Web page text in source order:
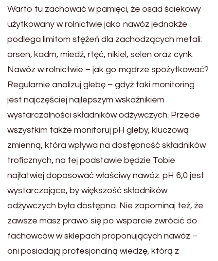
Warto tu zachować w pamięci, że osad ściekowy
użytkowany w rolnictwie jako nawóz jednakże
podlega limitom stężeń dla zachodzących metali:
arsen, kadm, miedź, rtęć, nikiel, selen oraz cynk.
Nawóz w rolnictwie – jak go mądrze spożytkować?
Regularnie analizuj glebę – gdyż taki monitoring
jest najczęściej najlepszym wskaźnikiem
wystarczalności składników odżywczych. Przede
wszystkim także monitoruj pH gleby, kluczową
zmienną, która wpływa na dostępność składników
troficznych, na tej podstawie będzie Tobie
najłatwiej dopasować właściwy nawóz. pH 6,0 jest
wystarczające, by większość składników
odżywczych była dostępna. Nie zapominaj też, że
zawsze masz prawo się po wsparcie zwrócić do
fachowców w sklepach proponujących nawóz –
oni posiadają profesjonalną wiedzę, którą z